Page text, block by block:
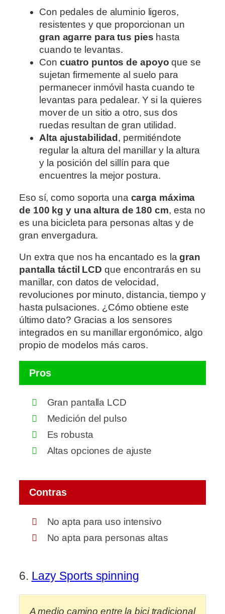
Con pedales de aluminio ligeros,
resistentes y que proporcionan un
gran agarre para tus pies hasta
cuando te levantas.
Con cuatro puntos de apoyo que se
sujetan firmemente al suelo para
permanecer inmóvil hasta cuando te
levantas para pedalear. Y si la quieres
mover de un sitio a otro, sus dos
ruedas resultan de gran utilidad.
Alta ajustabilidad , permitiéndote
regular la altura del manillar y la altura
y la posición del sillín para que
encuentres la mejor postura.
Eso sí, como soporta una carga máxima
de 100 kg y una altura de 180 cm, esta no
es una bicicleta para personas altas y de
gran envergadura.
Un extra que nos ha encantado es lagran
pantalla táctil LCD que encontrarás en su
manillar, con datos de velocidad,
revoluciones por minuto, distancia, tiempo y
hasta pulsaciones. ¿Cómo obtiene este
último dato? Gracias a los sensores
integrados en su manillar ergonómico, algo
propio de modelos más caros.
Pros
Gran pantalla LCD
Medición del pulso
Es robusta
Altas opciones de ajuste
Contras
No apta para uso intensivo
No apta para personas altas
6. Lazy Sports spinning
A medio camino entre la bici tradicional